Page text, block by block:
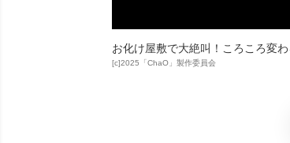
お化け屋敷で大絶叫！ころころ変
[c]2025「ChaO」製作委員会